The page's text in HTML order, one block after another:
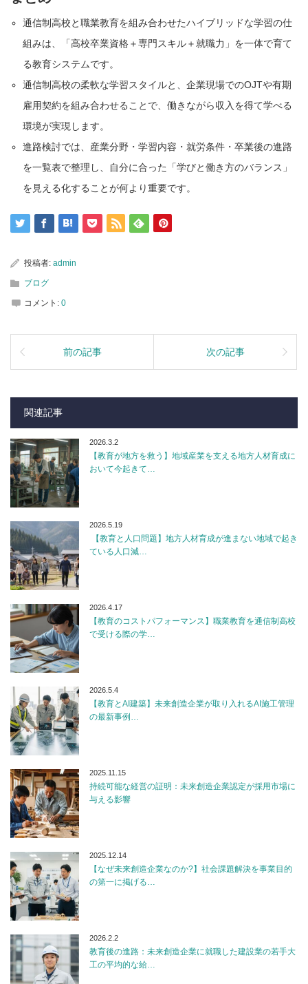
通信制高校と職業教育を組み合わせたハイブリッドな学習の仕
組みは、「高校卒業資格＋専門スキル＋就職力」を一体で育て
る教育システムです。
通信制高校の柔軟な学習スタイルと、企業現場でのOJTや有期
雇用契約を組み合わせることで、働きながら収入を得て学べる
環境が実現します。
進路検討では、産業分野・学習内容・就労条件・卒業後の進路
を一覧表で整理し、自分に合った「学びと働き方のバランス」
を見える化することが何より重要です。
投稿者: admin
ブログ
コメント: 0
前の記事 次の記事
関連記事
2026.3.2
【教育が地方を救う】地域産業を支える地方人材育成に
おいて今起きて…
2026.5.19
【教育と人口問題】地方人材育成が進まない地域で起き
ている人口減…
2026.4.17
【教育のコストパフォーマンス】職業教育を通信制高校
で受ける際の学…
2026.5.4
【教育とAI建築】未来創造企業が取り入れるAI施工管理
の最新事例…
2025.11.15
持続可能な経営の証明：未来創造企業認定が採用市場に
与える影響
2025.12.14
【なぜ未来創造企業なのか?】社会課題解決を事業目的
の第一に掲げる…
2026.2.2
教育後の進路：未来創造企業に就職した建設業の若手大
工の平均的な給…